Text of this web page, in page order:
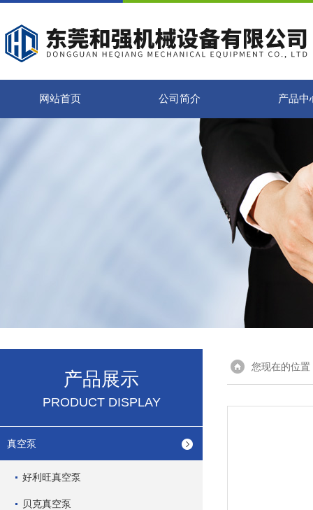
网站首页 公司简介 产品中
产品展示
PRODUCT DISPLAY
真空泵
好利旺真空泵
贝克真空泵
您现在的位置